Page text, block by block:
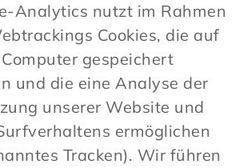
Analytics nutzt im Rahmen
Cookies, die auf
gespeichert
und die eine Analyse der
unserer Website und
ermöglichen
Tracken). Wir führen